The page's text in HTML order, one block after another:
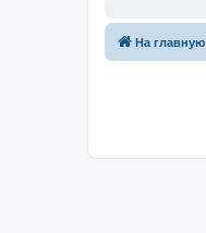
На главную